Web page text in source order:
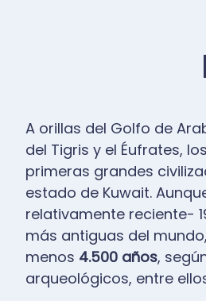
A orillas del Golfo de
del Tigris y el Éufrates,
primeras grandes
estado de Kuwait.
relativamente reciente-
más antiguas del
menos 4.500 años,
arqueológicos, entre